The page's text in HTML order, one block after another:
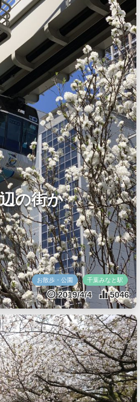
の街か
お散歩・公園 千葉みなと駅
2019/4/4 5046